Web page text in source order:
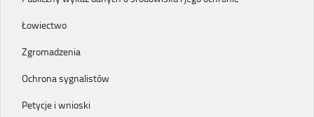
Łowiectwo
Zgromadzenia
Ochrona sygnalistów
Petycje i wnioski